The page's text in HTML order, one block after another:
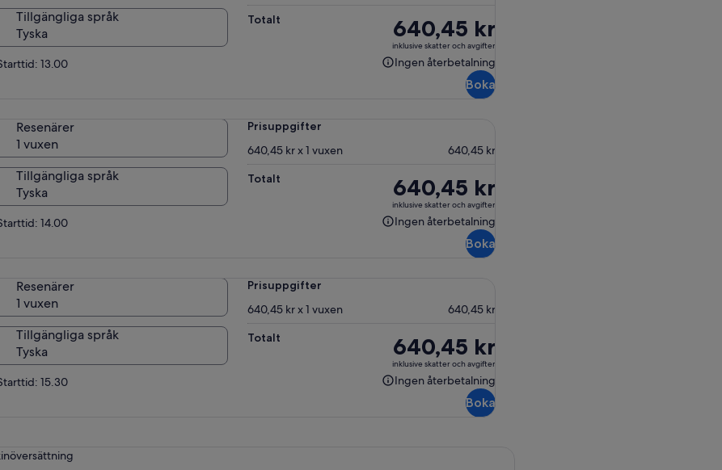
Tillgängliga språk
Tyska
13.00
Totalt
Priset
är
640,45 kr
640,45 kr
inklusive skatter och avgifter
Ingen återbetalning
Ingen
Boka
Resenärer
1 vuxen
Tillgängliga språk
Tyska
14.00
Prisuppgifter
640,45 kr x 1 vuxen
640,45 kr
Totalt
Priset
är
640,45 kr
640,45 kr
inklusive skatter och avgifter
Ingen återbetalning
Ingen
Boka
Resenärer
1 vuxen
Tillgängliga språk
Tyska
15.30
Prisuppgifter
640,45 kr x 1 vuxen
640,45 kr
Totalt
Priset
är
640,45 kr
640,45 kr
inklusive skatter och avgifter
Ingen återbetalning
Ingen
Boka